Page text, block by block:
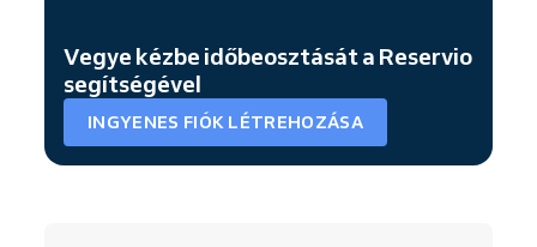
Vegye kézbe időbeosztását a Reservio
segítségével
INGYENES FIÓK LÉTREHOZÁSA